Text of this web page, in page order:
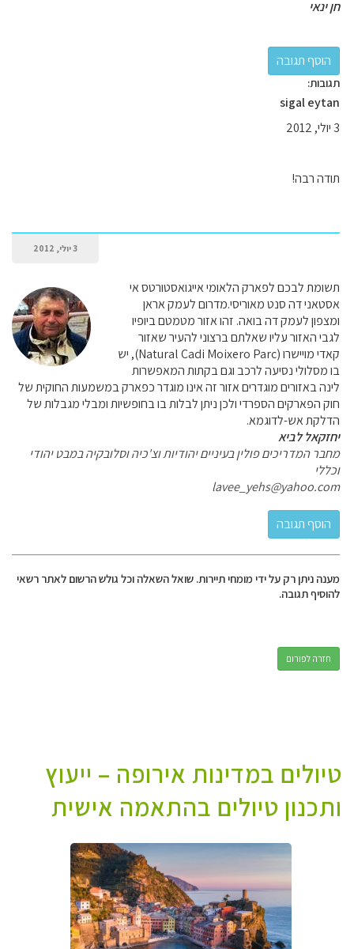
חן ינאי
תגובות:
sigal eytan
3 יולי, 2012
תודה רבה!
3 יולי, 2012
תשומת לבכם לפארק הלאומי אייגואסטורטס אי
אסטאני דה סנט מאוריסי.מדרום לעמק אראן
ומצפון לעמק דה בואה. זהו אזור מטמטם ביופיו
לגבי האזור עליו שאלתם ברצוני להעיר שאזור
קאדי מויישרו (Natural Cadi Moixero Parc), יש
בו מסלולי נסיעה לרכב וגם בקתות המאפשרות
לינה באזורים מוגדרים אזור זה אינו מוגדר כפארק במשמעות החוקית של
חוק הפארקים הספרדי ולכן ניתן לבלות בו בחופשיות ומבלי מגבלות של
הדלקת אש-לדוגמא.
יחזקאל לביא
מחבר המדריכים פולין בעיניים יהודיות וצ'כיה וסלובקיה במבט יהודי
וכללי
lavee_yehs@yahoo.com
מענה ניתן רק על ידי מומחי תיירות. שואל השאלה וכל גולש הרשום לאתר רשאי
להוסיף תגובה.
חזרה לפורום
טיולים במדינות אירופה – ייעוץ
ותכנון טיולים בהתאמה אישית